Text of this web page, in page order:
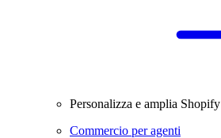
Personalizza e amplia Shopify
Commercio per agenti